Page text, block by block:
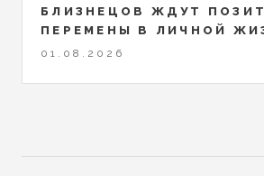
БЛИЗНЕЦОВ ЖДУТ
ПЕРЕМЕНЫ В ЛИЧНОЙ
01.08.2026